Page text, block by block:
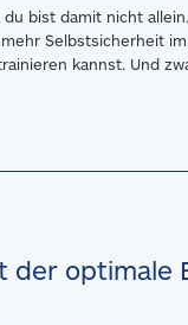
bist damit nicht
Selbstsicherheit
kannst. Und
der